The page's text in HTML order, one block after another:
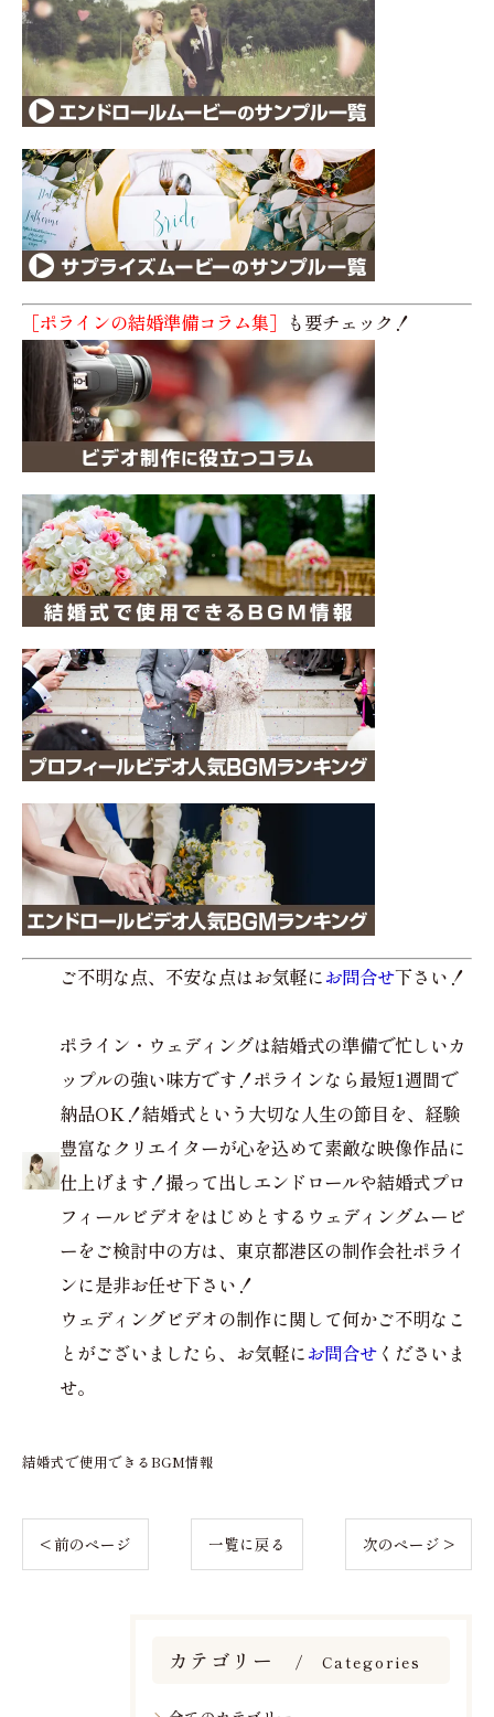
［ポラインの結婚準備コラム集］ も要チェック！
ご不明な点、不安な点はお気軽にお問合せ下さい！
ポライン・ウェディングは結婚式の準備で忙しいカ
ップルの強い味方です！ポラインなら最短1週間で
納品OK！結婚式という大切な人生の節目を、経験
豊富なクリエイターが心を込めて素敵な映像作品に
仕上げます！撮って出しエンドロールや結婚式プロ
フィールビデオをはじめとするウェディングムービ
ーをご検討中の方は、東京都港区の制作会社ポライ
ンに是非お任せ下さい！
ウェディングビデオの制作に関して何かご不明なこ
とがございましたら、お気軽にお問合せ くださいま
せ。
結婚式で使用できるBGM情報
< 前のページ 一覧に戻る 次のページ >
カテゴリー Categories